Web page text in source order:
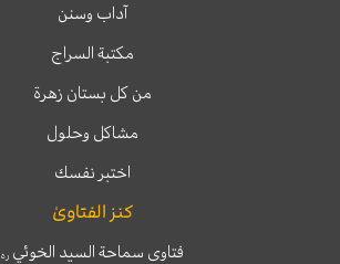
آداب وسنن
مكتبة السراج
من كل بستان زهرة
مشاكل وحلول
اختبر نفسك
كنز الفتاوىٰ
فتاوى سماحة السيد الخوئيره